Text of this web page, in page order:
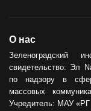
О нас
Зеленоградский
свидетельство: Эл
по надзору в
массовых
Учредитель: МАУ «РГ